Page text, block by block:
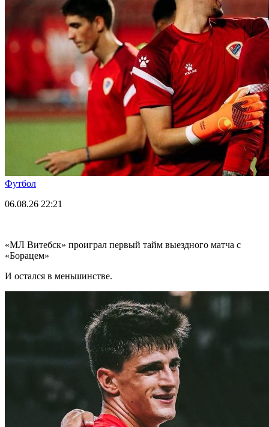
Футбол
06.08.26 22:21
«МЛ Витебск» проиграл первый тайм выездного матча с
«Борацем»
И остался в меньшинстве.